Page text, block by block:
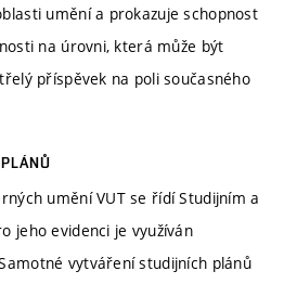
umění a prokazuje schopnost
na úrovni, která může být
příspěvek na poli současného
umění VUT se řídí Studijním a
jeho evidenci je využíván
vytváření studijních plánů